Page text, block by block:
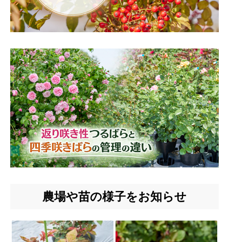
農場や苗の様子をお知らせ